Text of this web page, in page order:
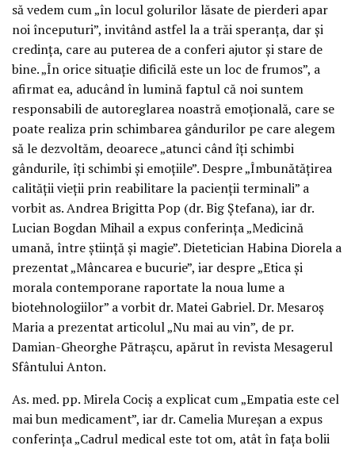
să vedem cum „în locul golurilor lăsate de pierderi apar
noi începuturi”, invitând astfel la a trăi speranța, dar și
credința, care au puterea de a conferi ajutor și stare de
bine. „În orice situație dificilă este un loc de frumos”, a
afirmat ea, aducând în lumină faptul că noi suntem
responsabili de autoreglarea noastră emoțională, care se
poate realiza prin schimbarea gândurilor pe care alegem
să le dezvoltăm, deoarece „atunci când îți schimbi
gândurile, îți schimbi și emoțiile”. Despre „Îmbunătățirea
calității vieții prin reabilitare la pacienții terminali” a
vorbit as. Andrea Brigitta Pop (dr. Big Ștefana), iar dr.
Lucian Bogdan Mihail a expus conferința „Medicină
umană, între știință și magie”. Dietetician Habina Diorela a
prezentat „Mâncarea e bucurie”, iar despre „Etica și
morala contemporane raportate la noua lume a
biotehnologiilor” a vorbit dr. Matei Gabriel. Dr. Mesaroș
Maria a prezentat articolul „Nu mai au vin”, de pr.
Damian-Gheorghe Pătrașcu, apărut în revista Mesagerul
Sfântului Anton.
As. med. pp. Mirela Cociș a explicat cum „Empatia este cel
mai bun medicament”, iar dr. Camelia Mureșan a expus
conferința „Cadrul medical este tot om, atât în fața bolii